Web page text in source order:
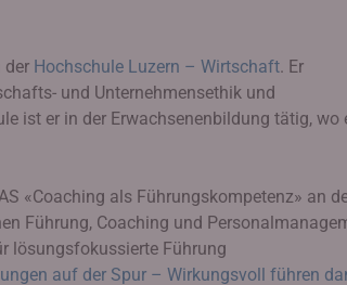
der Hochschule Luzern – Wirtschaft. Er
und Unternehmensethik und
ist er in der Erwachsenenbildung tätig, wo
«Coaching als Führungskompetenz» an
Führung, Coaching und
lösungsfokussierte Führung
auf der Spur – Wirkungsvoll führen